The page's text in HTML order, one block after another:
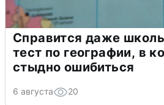
Справится даже
тест по географии, в
стыдно ошибиться
6 августа 20